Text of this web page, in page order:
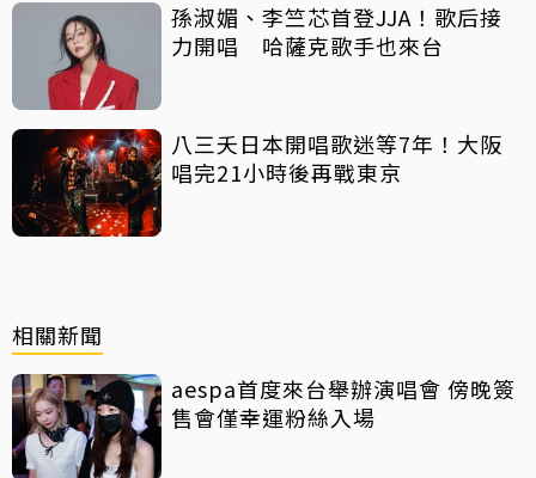
孫淑媚、李竺芯首登JJA！歌后接
力開唱 哈薩克歌手也來台
八三夭日本開唱歌迷等7年！大阪
唱完21小時後再戰東京
相關新聞
aespa首度來台舉辦演唱會 傍晚簽
售會僅幸運粉絲入場